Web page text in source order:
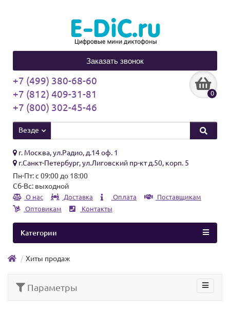
Заказать звонок
+7 (499) 380-68-60
+7 (812) 409-31-81
+7 (800) 302-45-46
0
Везде
г. Москва, ул.Радио, д.14 оф. 1
г.Санкт-Петербург, ул.Лиговский пр-кт д.50, корп. 5
Пн-Пт: с 09:00 до 18:00
Сб-Вс: выходной
О нас Доставка Оплата
Поставщикам
Оптовикам
Контакты
Категории
Хиты продаж
Параметры